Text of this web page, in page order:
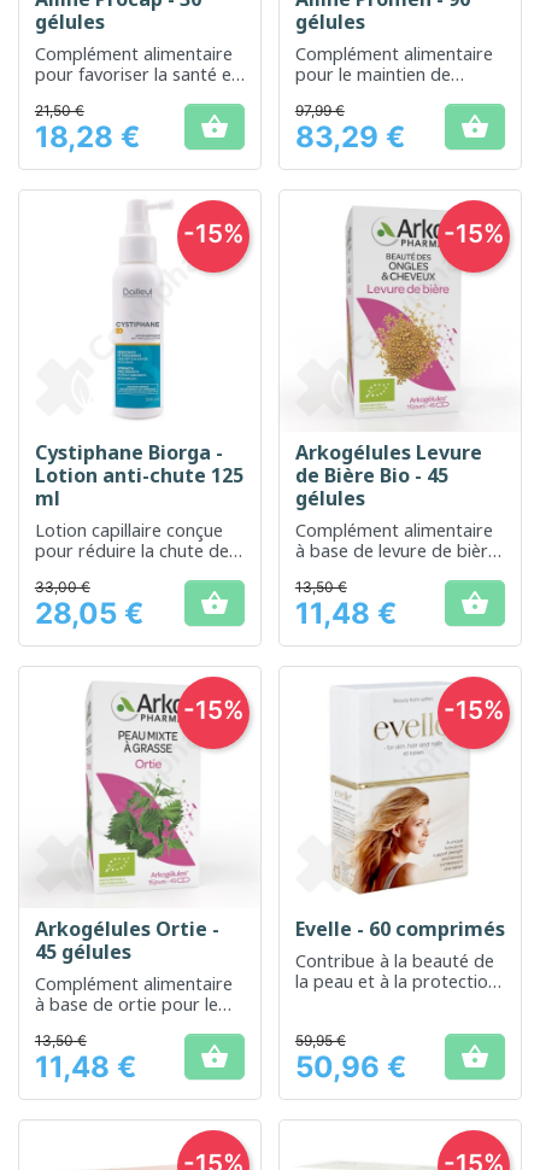
gélules
Complément alimentaire
pour favoriser la santé et
Prix
21,50 €
18,28 € 
gélules
Complément alimentaire
pour le maintien de
forts.
Prix
97,99 €
83,29 € 
Cystiphane Biorga -
Lotion anti-chute 125
ml
Lotion capillaire conçue
pour réduire la chute des
santé
Prix
33,00 €
28,05 € 
-15%
Arkogélules Levure
de Bière Bio - 45
gélules
Complément alimentaire
à base de levure de bière
et beauté des cheveux et
de la peau.
Prix
13,50 €
11,48 € 
-15%
Arkogélules Ortie -
45 gélules
Complément alimentaire
à base de ortie pour le
soutien des articulations
Prix
13,50 €
11,48 € 
-15%
Evelle - 60 comprimés
Contribue à la beauté de
la peau et à la protection
Prix
59,95 €
50,96 € 
-15%
-15% -15%